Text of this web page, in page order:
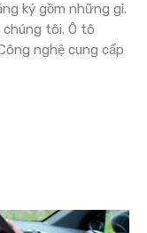
ký gồm những gì.
tôi. Ô tô
nghệ cung cấp